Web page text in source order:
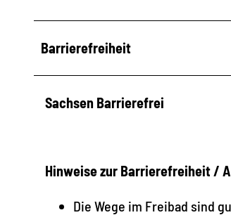
Barrierefreiheit
Sachsen Barrierefrei
Hinweise zur Barrierefreiheit /
Die Wege im Freibad sind